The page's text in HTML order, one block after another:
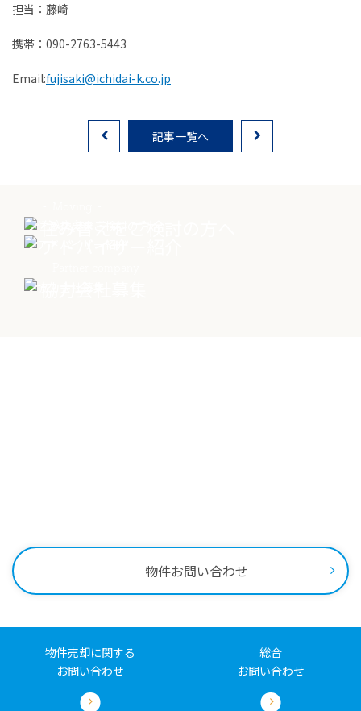
物件売却に関する
担当：藤崎
携帯：090-2763-5443
Email:fujisaki@ichidai-k.co.jp
記事一覧へ
物件お問い合わせ
物件売却に関する
お問い合わせ
総合
お問い合わせ